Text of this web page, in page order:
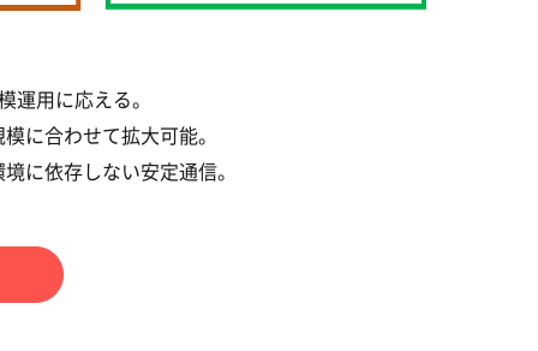
用に応える。
に合わせて拡大可能。
に依存しない安定通信。